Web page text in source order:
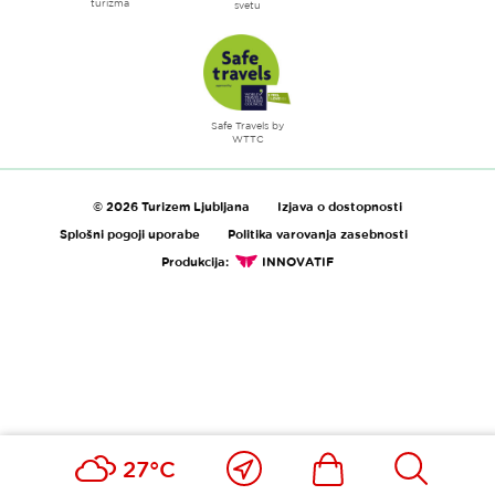
27°C
Blizu
mene
Ikona Išči
turizma
svetu
Safe Travels by
WTTC
© 2026 Turizem Ljubljana
Izjava o dostopnosti
Splošni pogoji uporabe
Politika varovanja zasebnosti
Produkcija:
INNOVATIF